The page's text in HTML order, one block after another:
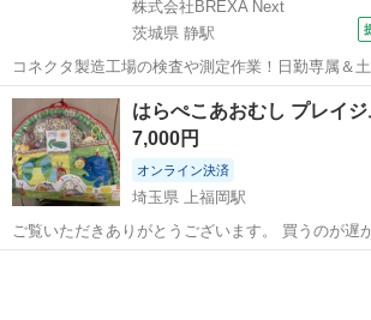
株式会社BREXA Next
茨城県 静駅
コネクタ製造工場の検査や測定作業！日勤専属＆土
日128日★クリーンルーム内作業★マイカー通勤
★就業先食堂利用可！日払い制度あり！《茨城県常陸大
工場のお仕事 ◇コネクタ製造工...
茨城 常陸大宮市 静駅 その他
はらぺこあおむし プレイジ
7,000円
オンライン決済
埼玉県 上福岡駅
ご覧いただきありがとうございます。 買うのが遅かったのもあります
が、お座りと同時くらいのスピードでつかまり立